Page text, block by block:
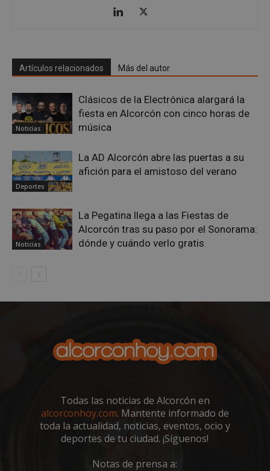
Artículos relacionados Más del autor
Noticias
Clásicos de la Electrónica alargará la
fiesta en Alcorcón con cinco horas de
música
Deportes
La AD Alcorcón abre las puertas a su
afición para el amistoso del verano
Noticias
La Pegatina llega a las Fiestas de
Alcorcón tras su paso por el Sonorama:
dónde y cuándo verlo gratis
Todas las noticias de Alcorcón en
alcorconhoy.com. Mantente informado de
toda la actualidad, noticias, eventos, ocio y
deportes de tu ciudad. ¡Síguenos!
Notas de prensa a:
sp_landing
Spotify Inc.
.spotify.com
23 horas 59